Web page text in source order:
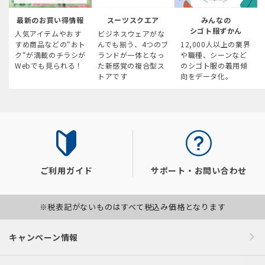
最新のお買い得情報
人気アイテムやおす
すめ商品などの“おト
ク“が満載のチラシが
Webでも見られる！
スーツスクエア
ビジネスウェアがな
んでも揃う、4つのブ
ランドが一体となっ
た新感覚の複合型ス
トアです
みんなの
シゴト服ずかん
12,000人以上の業界
や職種、シーンなど
のシゴト服の着用傾
向をデータ化。
ご利用ガイド サポート・お問い合わせ
※税表記がないものはすべて税込み価格となります
キャンペーン情報